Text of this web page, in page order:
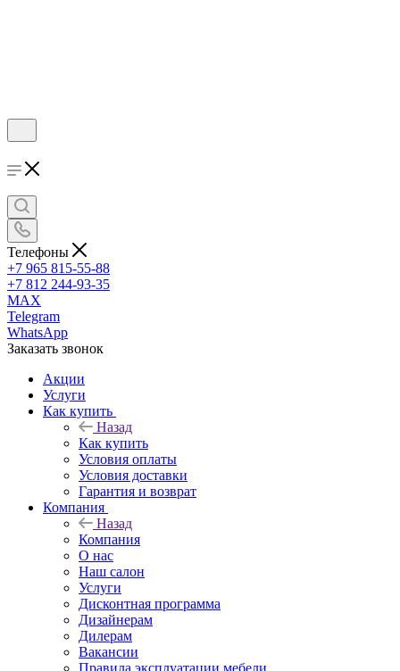
Телефоны
+7 965 815-55-88
+7 812 244-93-35
MAX
Telegram
WhatsApp
Заказать звонок
Акции
Услуги
Как купить
Назад
Как купить
Условия оплаты
Условия доставки
Гарантия и возврат
Компания
Назад
Компания
О нас
Наш салон
Услуги
Дисконтная программа
Дизайнерам
Дилерам
Вакансии
Правила эксплуатации мебели